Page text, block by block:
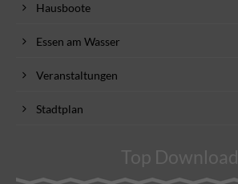
Hausboote
Essen am Wasser
Veranstaltungen
Stadtplan
Top Download